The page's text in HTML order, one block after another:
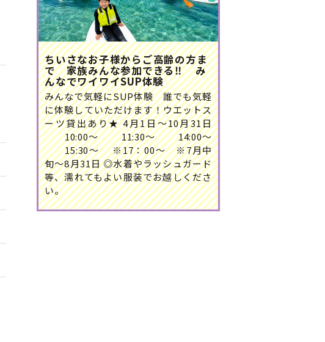
ちいさなお子様からご高齢の方ま
で 家族みんな参加できる‼ み
んなでワイワイSUP体験
みんなで気軽にSUP体験 誰でも気軽
に体験していただけます！ウエットス
ーツ貸出あり★ 4月1日～10月31日
10:00～ 11:30～ 14:00～
15:30～ ※17：00～ ※7月中
旬～8月31日 ◎水着やラッシュガード
等、濡れてもよい服装でお越しくださ
い。